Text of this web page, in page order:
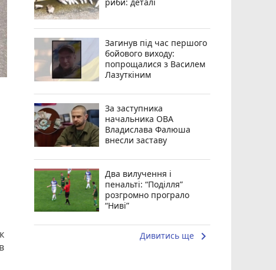
Загинув під час першого
бойового виходу:
попрощалися з Василем
Лазуткіним
За заступника
начальника ОВА
Владислава Фалюша
внесли заставу
Два вилучення і
пенальті: “Поділля”
розгромно програло
“Ниві”
Дивитись ще keyboard_arrow_right